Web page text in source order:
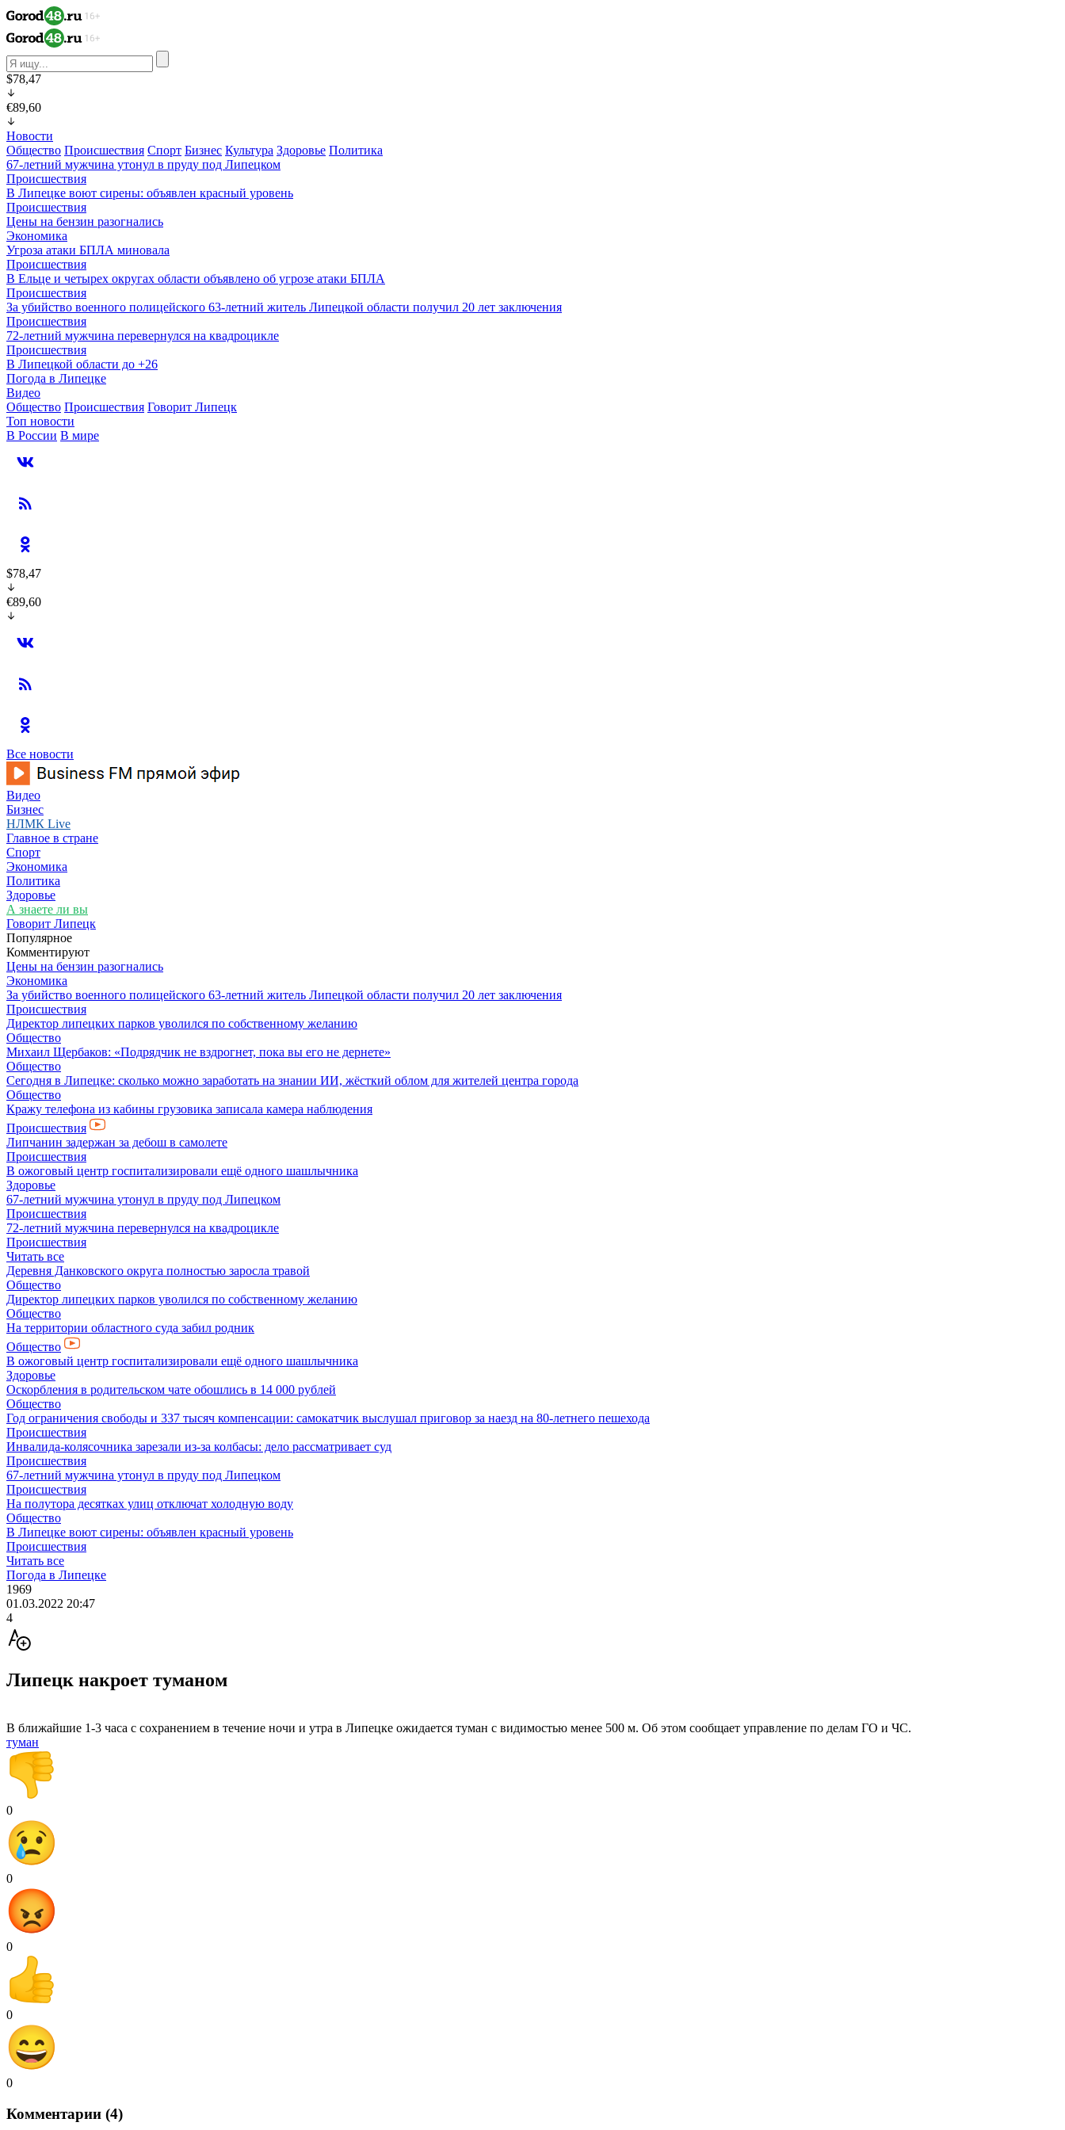
$78,47
€89,60
Новости
Общество Происшествия Спорт Бизнес Культура Здоровье Политика
67-летний мужчина утонул в пруду под Липецком
Происшествия
В Липецке воют сирены: объявлен красный уровень
Происшествия
Цены на бензин разогнались
Экономика
Угроза атаки БПЛА миновала
Происшествия
В Ельце и четырех округах области объявлено об угрозе атаки БПЛА
Происшествия
За убийство военного полицейского 63-летний житель Липецкой области получил 20 лет заключения
Происшествия
72-летний мужчина перевернулся на квадроцикле
Происшествия
В Липецкой области до +26
Погода в Липецке
Видео
Общество Происшествия Говорит Липецк
Топ новости
В России В мире
$78,47
€89,60
Все новости
Видео
Бизнес
НЛМК Live
Главное в стране
Спорт
Экономика
Политика
Здоровье
А знаете ли вы
Говорит Липецк
Популярное
Комментируют
Цены на бензин разогнались
Экономика
За убийство военного полицейского 63-летний житель Липецкой области получил 20 лет заключения
Происшествия
Директор липецких парков уволился по собственному желанию
Общество
Михаил Щербаков: «Подрядчик не вздрогнет, пока вы его не дернете»
Общество
Сегодня в Липецке: сколько можно заработать на знании ИИ, жёсткий облом для жителей центра города
Общество
Кражу телефона из кабины грузовика записала камера наблюдения
Происшествия
Липчанин задержан за дебош в самолете
Происшествия
В ожоговый центр госпитализировали ещё одного шашлычника
Здоровье
67-летний мужчина утонул в пруду под Липецком
Происшествия
72-летний мужчина перевернулся на квадроцикле
Происшествия
Читать все
Деревня Данковского округа полностью заросла травой
Общество
Директор липецких парков уволился по собственному желанию
Общество
На территории областного суда забил родник
Общество
В ожоговый центр госпитализировали ещё одного шашлычника
Здоровье
Оскорбления в родительском чате обошлись в 14 000 рублей
Общество
Год ограничения свободы и 337 тысяч компенсации: самокатчик выслушал приговор за наезд на 80-летнего пешехода
Происшествия
Инвалида-колясочника зарезали из-за колбасы: дело рассматривает суд
Происшествия
67-летний мужчина утонул в пруду под Липецком
Происшествия
На полутора десятках улиц отключат холодную воду
Общество
В Липецке воют сирены: объявлен красный уровень
Происшествия
Читать все
Погода в Липецке
1969
01.03.2022 20:47
4
Липецк накроет туманом
В ближайшие 1-3 часа с сохранением в течение ночи и утра в Липецке ожидается туман с видимостью менее 500 м. Об этом сообщает управление по делам ГО и ЧС.
туман
0
0
0
0
0
Комментарии (4)